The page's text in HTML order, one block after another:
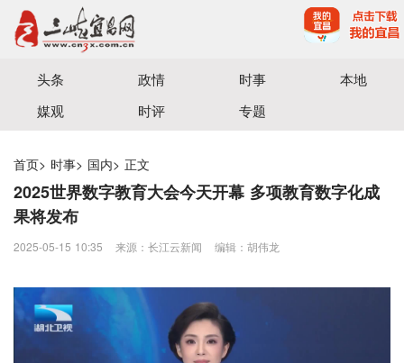
宜昌三峡融媒体中心主办
头条 政情 时事
本地
媒观
时评 专题
首页> 时事> 国内> 正文
2025世界数字教育大会今天开幕 多项教育数字化成
果将发布
2025-05-15 10:35 来源：​长江云新闻 编辑：胡伟龙